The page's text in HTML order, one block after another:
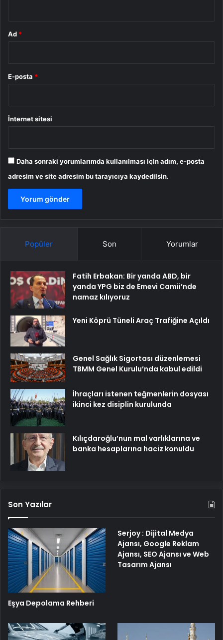
Ad *
E-posta *
İnternet sitesi
Daha sonraki yorumlarımda kullanılması için adım, e-posta
adresim ve site adresim bu tarayıcıya kaydedilsin.
Popüler Son Yorumlar
Fatih Erbakan: Bir yanda ABD, bir
yanda YPG biz de Emevi Camii’nde
namaz kılıyoruz
Yeni Köprü Tüneli Araç Trafiğine Açıldı
Genel Sağlık Sigortası düzenlemesi
TBMM Genel Kurulu’nda kabul edildi
İhraçları istenen teğmenlerin dosyası
ikinci kez disiplin kurulunda
Kılıçdaroğlu’nun mal varlıklarına ve
banka hesaplarına haciz konuldu
Son Yazılar
Eşya Depolama Rehberi
Serjoy : Dijital Medya
Ajansı, Google Reklam
Ajansı, SEO Ajansı ve Web
Tasarım Ajansı